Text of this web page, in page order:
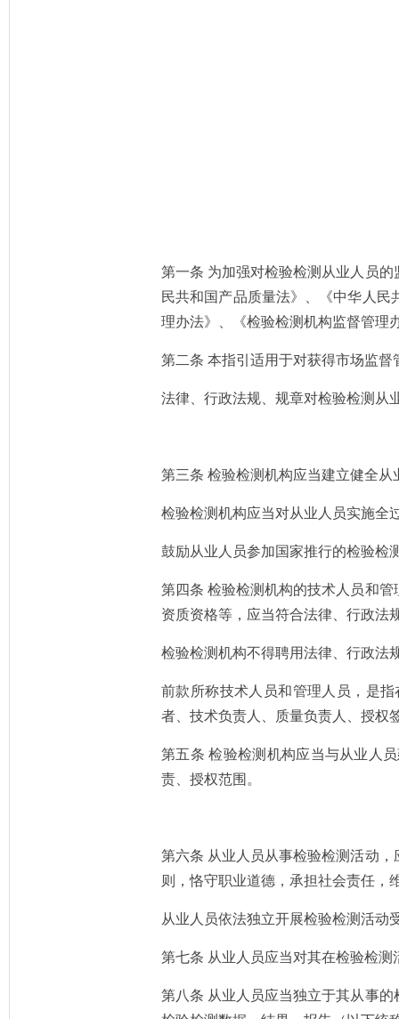
第一条 为加强对检验检测从业人员
民共和国产品质量法》、《中华人
理办法》、《检验检测机构监督管理
第二条 本指引适用于对获得市场监
法律、行政法规、规章对检验检测从
第三条 检验检测机构应当建立健全
检验检测机构应当对从业人员实施
鼓励从业人员参加国家推行的检验检
第四条 检验检测机构的技术人员和
资质资格等，应当符合法律、行政法
检验检测机构不得聘用法律、行政法
前款所称技术人员和管理人员，是
者、技术负责人、质量负责人、授权
第五条 检验检测机构应当与从业人
责、授权范围。
第六条 从业人员从事检验检测活动
则，恪守职业道德，承担社会责任，
从业人员依法独立开展检验检测活动
第七条 从业人员应当对其在检验检
第八条 从业人员应当独立于其从事